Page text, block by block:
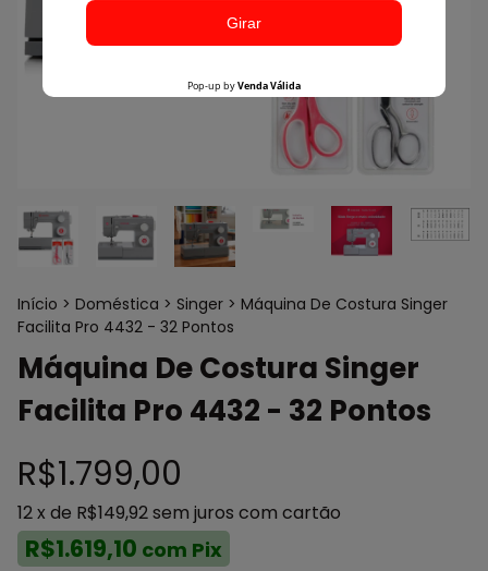
Início > Doméstica > Singer > Máquina De Costura Singer
Facilita Pro 4432 - 32 Pontos
Máquina De Costura Singer
Facilita Pro 4432 - 32 Pontos
R$1.799,00
12x de R$149,92sem juros com cartão
R$1.619,10 com Pix